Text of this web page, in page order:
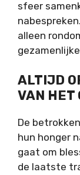
sfeer
alleen
ALTIJD
VAN HET
De
hun honger
gaat om
de laatste